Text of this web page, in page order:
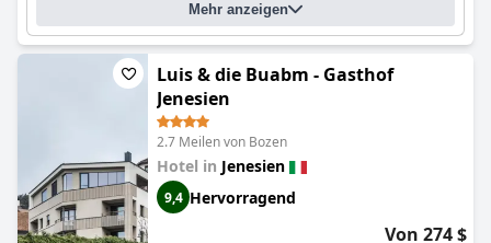
Mehr anzeigen
Luis & die Buabm - Gasthof
Jenesien
2.7 Meilen von Bozen
Hotel in Jenesien
9,4 Hervorragend
Von 274 $